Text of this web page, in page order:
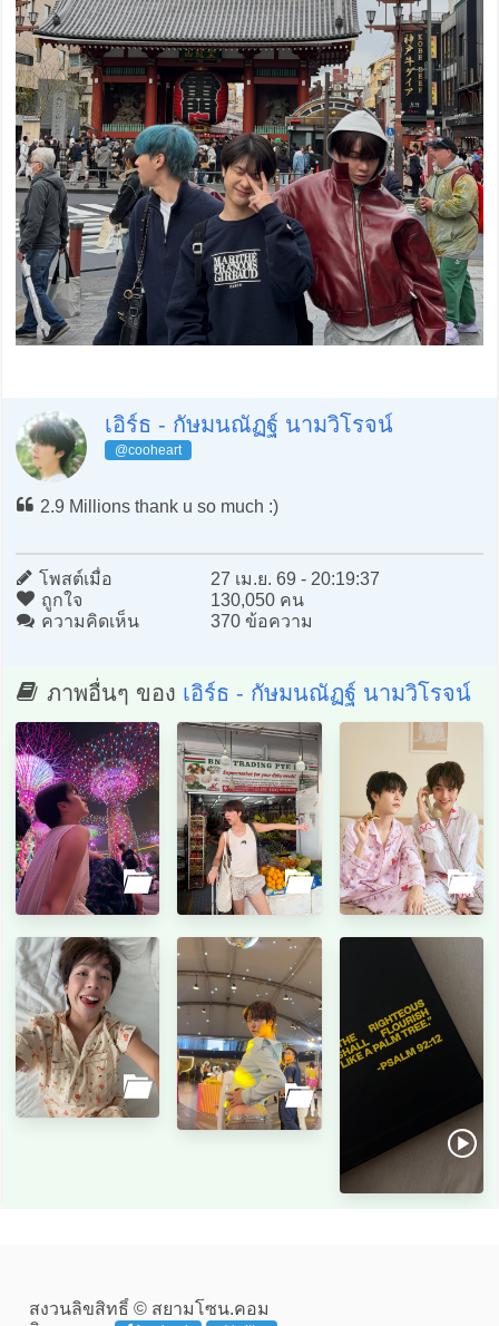
เอิร์ธ - กัษมนณัฏฐ์ นามวิโรจน์
@cooheart
2.9 Millions thank u so much :)
โพสต์เมื่อ
27 เม.ย. 69 - 20:19:37
ถูกใจ
130,050 คน
ความคิดเห็น
370 ข้อความ
ภาพอื่นๆ ของ เอิร์ธ - กัษมนณัฏฐ์ นามวิโรจน์
สงวนลิขสิทธิ์ © สยามโซน.คอม